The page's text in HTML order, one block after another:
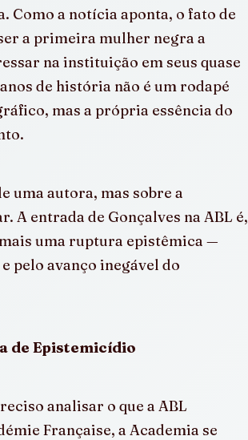
Como a notícia aponta, o fato de
a primeira mulher negra a
na instituição em seus quase
de história não é um rodapé
mas a própria essência do
uma autora, mas sobre a
A entrada de Gonçalves na ABL é,
uma ruptura epistêmica —
pelo avanço inegável do
de Epistemicídio
analisar o que a ABL
Française, a Academia se